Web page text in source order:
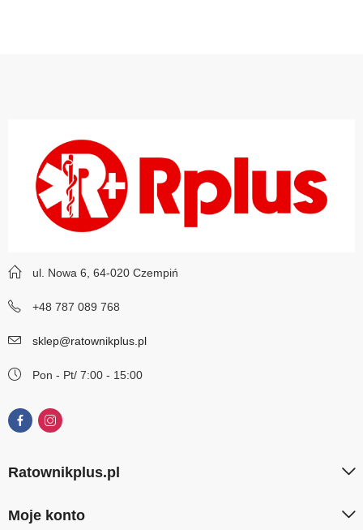
ul. Nowa 6, 64-020 Czempiń
+48 787 089 768
sklep@ratownikplus.pl
Pon - Pt/ 7:00 - 15:00
Ratownikplus.pl
Moje konto